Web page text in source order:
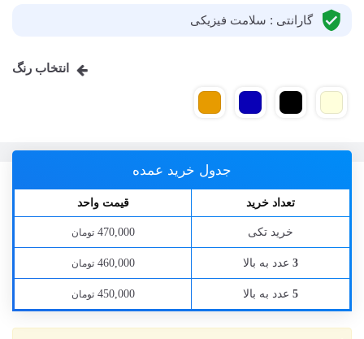
گارانتی : سلامت فیزیکی
انتخاب رنگ
جدول خرید عمده
تعداد خرید قیمت واحد
خرید تکی 470,000 تومان
3 عدد به بالا 460,000 تومان
5 عدد به بالا 450,000 تومان